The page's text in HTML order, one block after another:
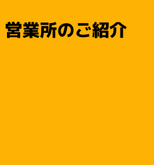
営業所のご紹介